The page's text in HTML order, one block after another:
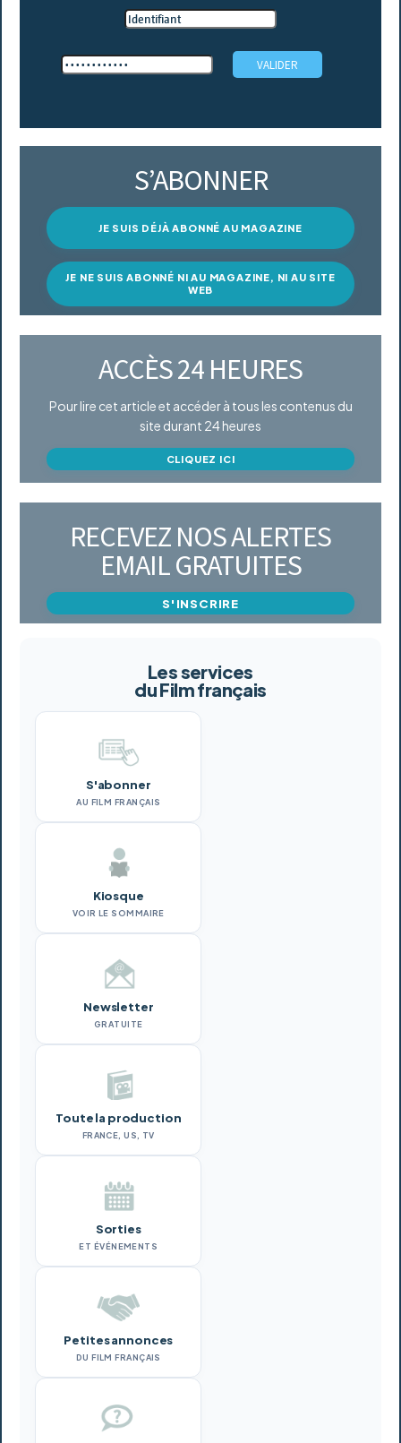
S’ABONNER
JE SUIS DÉJÀ ABONNÉ AU MAGAZINE
JE NE SUIS ABONNÉ NI AU MAGAZINE, NI AU SITE
WEB
ACCÈS 24 HEURES
Pour lire cet article et accéder à tous les contenus du
site durant 24 heures
CLIQUEZ ICI
RECEVEZ NOS ALERTES
EMAIL GRATUITES
S'INSCRIRE
Les services
du Film français
S'abonner
AU FILM FRANÇAIS
Kiosque
VOIR LE SOMMAIRE
Newsletter
GRATUITE
Toute la production
FRANCE, US, TV
Sorties
ET ÉVÉNEMENTS
Petites annonces
DU FILM FRANÇAIS